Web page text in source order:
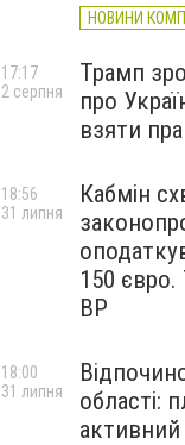
НОВИНИ
Трамп
про
взяти
17:17
2 серпня
Кабмін
150 євро.
ВР
18:56
31 липня
області:
активний
18:00
31 липня